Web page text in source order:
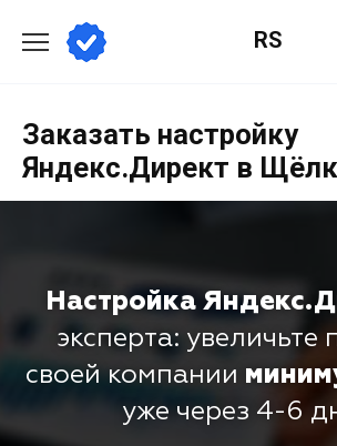
RS
Заказать настройку
Яндекс.Директ в
Настройка
эксперта: увеличьте
своей компании
уже через 4-6